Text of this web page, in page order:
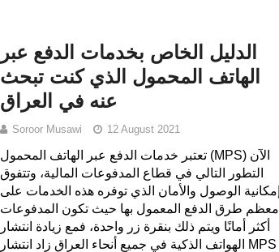
الدليل الخاص بخدمات الدفع عبر
الهاتف المحمول الذي كنت تبحث
عنه في العراق
Soroor Musawi 12 August 2021
تعتبر خدمات الدفع عبر الهاتف المحمول (MPS) الآن
التطور التالي في قطاع المدفوعات المالية، وتتفوق
إمكانية الوصول والأمان الذي توفره هذه الخدمات على
معظم طرق الدفع المعمول بها حيث تكون المدفوعات
أكثر أمانًا ويتم ذلك بنقرة زر واحدة، فمع زيادة انتشار
الهواتف الذكية في جميع أنحاء العراق زاد انتشار MPS